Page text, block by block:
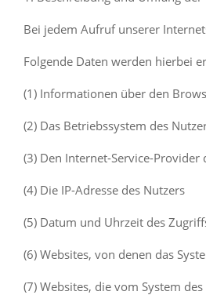
Bei jedem Aufruf unserer
Folgende Daten werden hierbei
(1) Informationen über den
(2) Das Betriebssystem des
(3) Den Internet-Service-Provider
(4) Die IP-Adresse des Nutzers
(5) Datum und Uhrzeit des
(6) Websites, von denen das
(7) Websites, die vom System